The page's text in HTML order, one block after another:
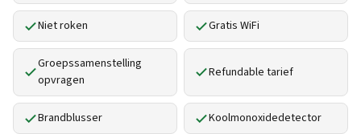
Niet roken Gratis WiFi
Groepssamenstelling
opvragen
Refundable tarief
Brandblusser Koolmonoxidedetector